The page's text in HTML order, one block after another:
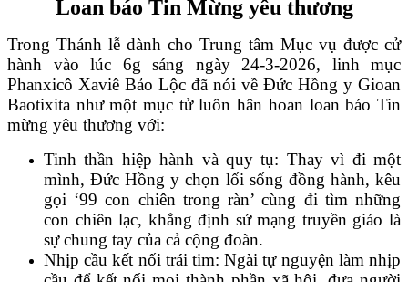
Loan báo Tin Mừng yêu thương
Trong Thánh lễ dành cho Trung tâm Mục vụ được cử
hành vào lúc 6g sáng ngày 24-3-2026, linh mục
Phanxicô Xaviê Bảo Lộc đã nói về Đức Hồng y Gioan
Baotixita như một mục tử luôn hân hoan loan báo Tin
mừng yêu thương với:
Tinh thần hiệp hành và quy tụ: Thay vì đi một
mình, Đức Hồng y chọn lối sống đồng hành, kêu
gọi ‘99 con chiên trong ràn’ cùng đi tìm những
con chiên lạc, khẳng định sứ mạng truyền giáo là
sự chung tay của cả cộng đoàn.
Nhịp cầu kết nối trái tim: Ngài tự nguyện làm nhịp